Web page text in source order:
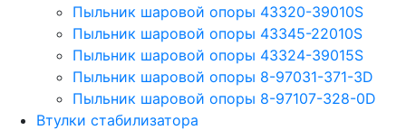
Пыльник шаровой опоры 43320-39010S
Пыльник шаровой опоры 43345-22010S
Пыльник шаровой опоры 43324-39015S
Пыльник шаровой опоры 8-97031-371-3D
Пыльник шаровой опоры 8-97107-328-0D
Втулки стабилизатора